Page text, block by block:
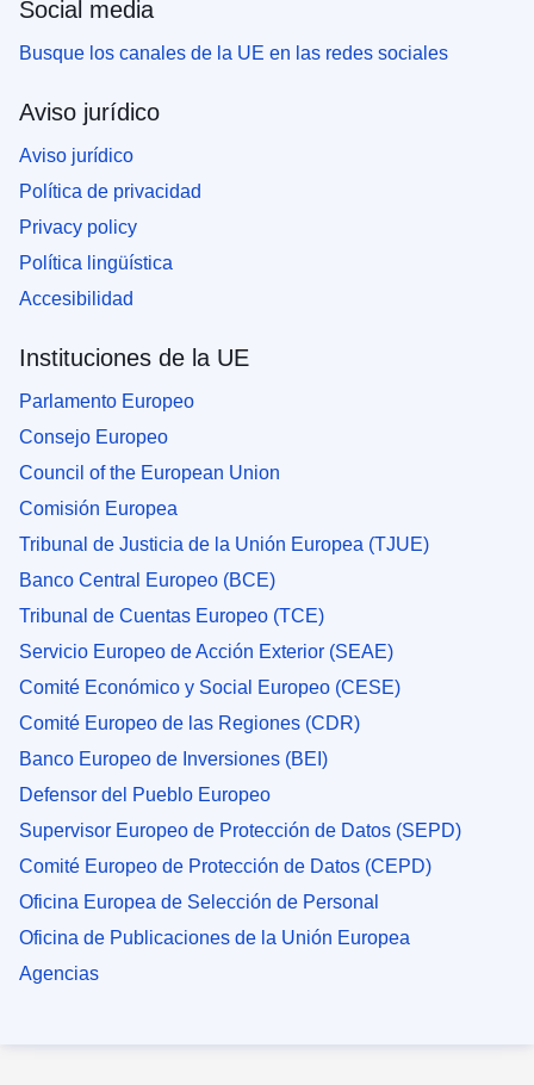
Social media
Busque los canales de la UE en las redes sociales
Aviso jurídico
Aviso jurídico
Política de privacidad
Privacy policy
Política lingüística
Accesibilidad
Instituciones de la UE
Parlamento Europeo
Consejo Europeo
Council of the European Union
Comisión Europea
Tribunal de Justicia de la Unión Europea (TJUE)
Banco Central Europeo (BCE)
Tribunal de Cuentas Europeo (TCE)
Servicio Europeo de Acción Exterior (SEAE)
Comité Económico y Social Europeo (CESE)
Comité Europeo de las Regiones (CDR)
Banco Europeo de Inversiones (BEI)
Defensor del Pueblo Europeo
Supervisor Europeo de Protección de Datos (SEPD)
Comité Europeo de Protección de Datos (CEPD)
Oficina Europea de Selección de Personal
Oficina de Publicaciones de la Unión Europea
Agencias